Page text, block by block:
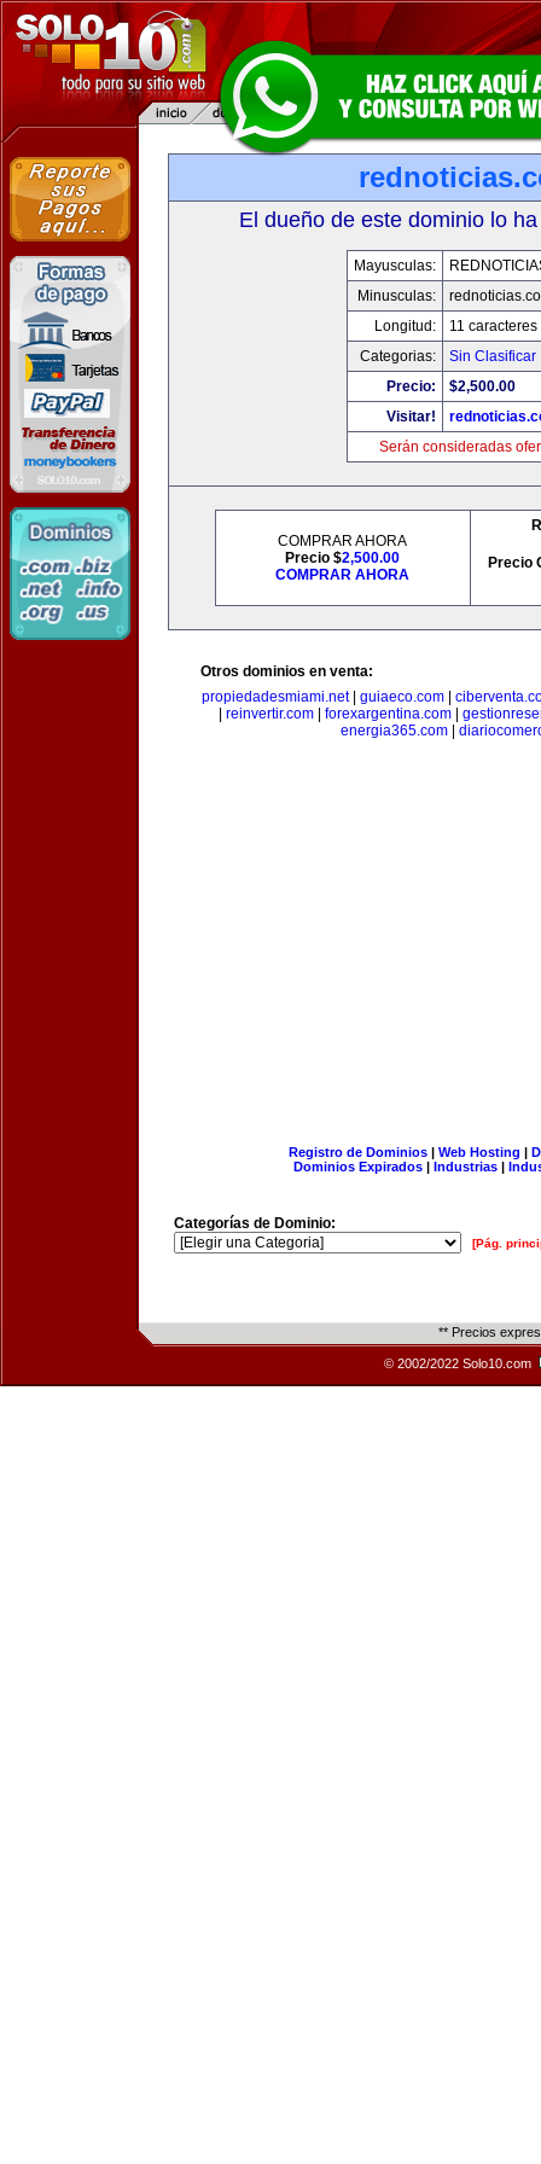
El dueño de este dominio lo
Mayusculas:
Minusculas:
Longitud:
11 caracteres
Categorias:
Sin Clasificar
Precio:
$2,500.00
Visitar!
Serán consideradas
COMPRAR AHORA
Precio $2,500.00
COMPRAR AHORA
Precio
Otros dominios en venta:
propiedadesmiami.net| guiaeco.com|
reinvertir.com forexargentina.com
energia365.com
Registro de Dominios| Web Hosting |
Dominios Expirados | Industrias |
Categorías de Dominio:
[Pág.
** Precios
© 2002/2022 Solo10.com